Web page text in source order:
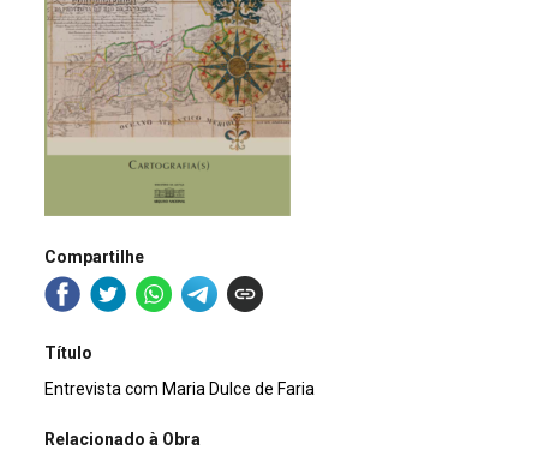
Compartilhe
Título
Entrevista com Maria Dulce de Faria
Relacionado à Obra